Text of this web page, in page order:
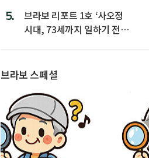
5.
브라보 리포트 1호 ‘사오정
시대, 73세까지 일하기 전략’
브라보 스페셜